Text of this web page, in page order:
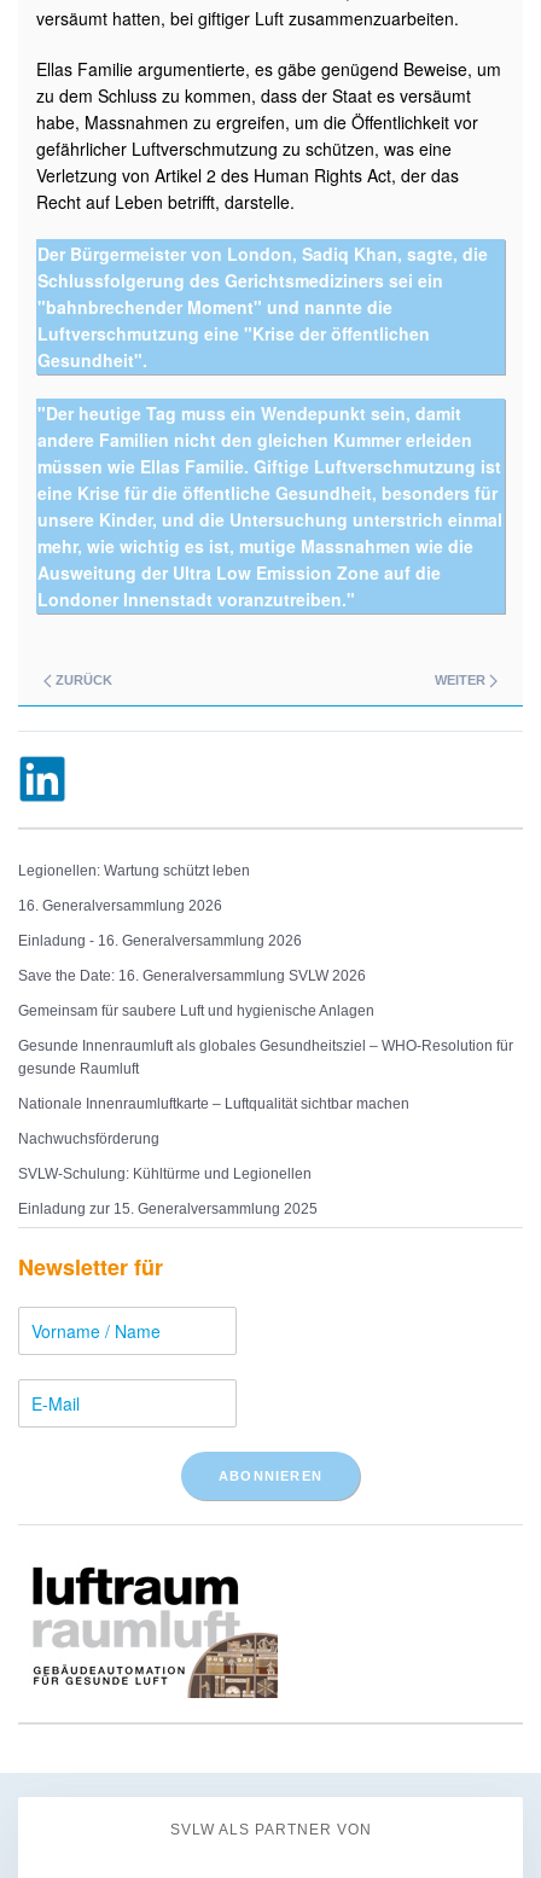
versäumt hatten, bei giftiger Luft zusammenzuarbeiten.
Ellas Familie argumentierte, es gäbe genügend Beweise, um
zu dem Schluss zu kommen, dass der Staat es versäumt
habe, Massnahmen zu ergreifen, um die Öffentlichkeit vor
gefährlicher Luftverschmutzung zu schützen, was eine
Verletzung von Artikel 2 des Human Rights Act, der das
Recht auf Leben betrifft, darstelle.
Der Bürgermeister von London, Sadiq Khan, sagte, die
Schlussfolgerung des Gerichtsmediziners sei ein
"bahnbrechender Moment" und nannte die
Luftverschmutzung eine "Krise der öffentlichen
Gesundheit".
"Der heutige Tag muss ein Wendepunkt sein, damit
andere Familien nicht den gleichen Kummer erleiden
müssen wie Ellas Familie. Giftige Luftverschmutzung ist
eine Krise für die öffentliche Gesundheit, besonders für
unsere Kinder, und die Untersuchung unterstrich einmal
mehr, wie wichtig es ist, mutige Massnahmen wie die
Ausweitung der Ultra Low Emission Zone auf die
Londoner Innenstadt voranzutreiben."
ZURÜCK WEITER
Legionellen: Wartung schützt leben
16. Generalversammlung 2026
Einladung - 16. Generalversammlung 2026
Save the Date: 16. Generalversammlung SVLW 2026
Gemeinsam für saubere Luft und hygienische Anlagen
Gesunde Innenraumluft als globales Gesundheitsziel – WHO-Resolution für
gesunde Raumluft
Nationale Innenraumluftkarte – Luftqualität sichtbar machen
Nachwuchsförderung
SVLW-Schulung: Kühltürme und Legionellen
Einladung zur 15. Generalversammlung 2025
Newsletter für
SVLW ALS PARTNER VON